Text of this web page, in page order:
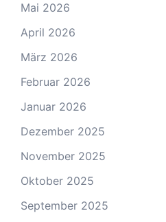
Mai 2026
April 2026
März 2026
Februar 2026
Januar 2026
Dezember 2025
November 2025
Oktober 2025
September 2025